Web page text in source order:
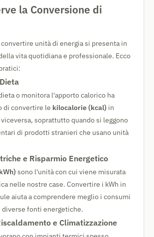
la Conversione di
unità di energia si presenta in
vita quotidiana e professionale. Ecco
o monitora l'apporto calorico ha
di convertire le kilocalorie (kcal) in
soprattutto quando si leggono
di prodotti stranieri che usano unità
e Risparmio Energetico
sono l'unità con cui viene misurata
nelle nostre case. Convertire i kWh in
aiuta a comprendere meglio i consumi
diverse fonti energetiche.
e Climatizzazione